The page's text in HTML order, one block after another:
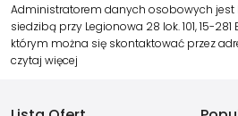
Administratorem danych osobowych jest
siedzibą przy Legionowa 28 lok. 101, 15-
którym można się skontaktować przez
czytaj więcej